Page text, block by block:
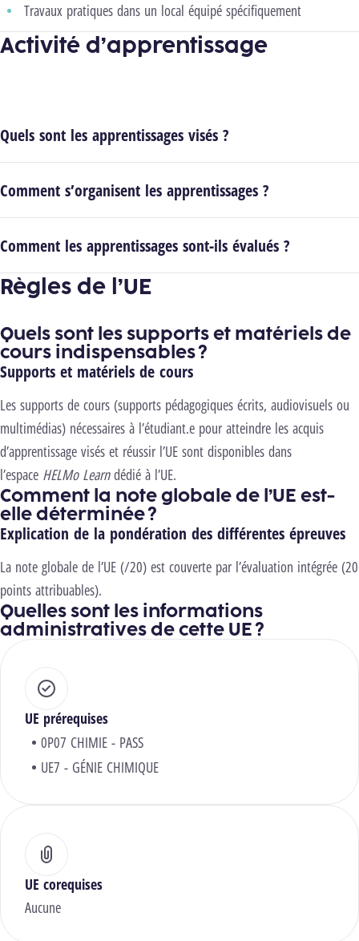
Travaux pratiques dans un local équipé spécifiquement
Activité d’apprentissage
Quels sont les apprentissages visés ?
Comment s’organisent les apprentissages ?
Comment les apprentissages sont-ils évalués ?
Règles de l’UE
Quels sont les supports et matériels de
cours indispensables ?
Supports et matériels de cours
Les supports de cours (supports pédagogiques écrits, audiovisuels ou
multimédias) nécessaires à l’étudiant.e pour atteindre les acquis
d’apprentissage visés et réussir l’UE sont disponibles dans
l’espace HELMo Learndédié à l’UE.
Comment la note globale de l’UE est-
elle déterminée ?
Explication de la pondération des différentes épreuves
La note globale de l’UE (/20) est couverte par l’évaluation intégrée (20
points attribuables).
Quelles sont les informations
administratives de cette UE ?
UE prérequises
0P07 CHIMIE - PASS
UE7 - GÉNIE CHIMIQUE
UE corequises
Aucune